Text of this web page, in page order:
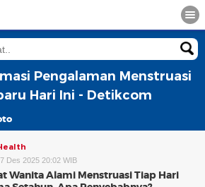
Pengalaman Menstruasi
Hari Ini - Detikcom
Des 2025 20:02 WIB
Wanita Alami Menstruasi Tiap Hari